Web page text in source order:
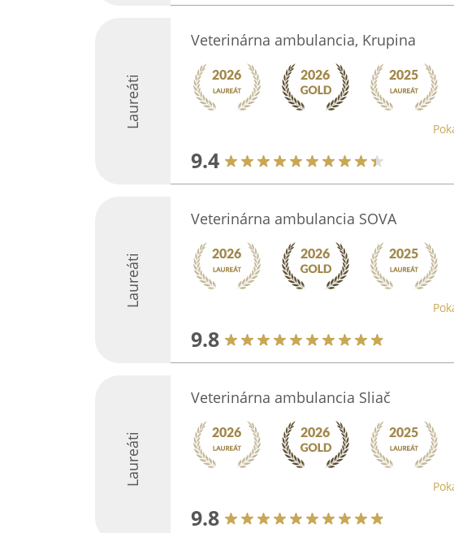
Laureáti
Veterinárna ambulancia, Krupina
9.4
Laureáti
Veterinárna ambulancia SOVA
9.8
Laureáti
Veterinárna ambulancia Sliač
9.8